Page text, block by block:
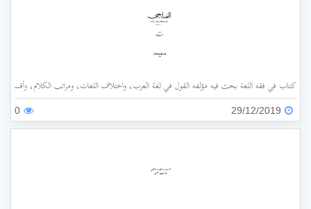
كتاب في فقه اللغة بحث فيه مؤلفه القول في لغة العرب، واختلاف اللغات، ومراتب الكلام،
29/12/2019
0